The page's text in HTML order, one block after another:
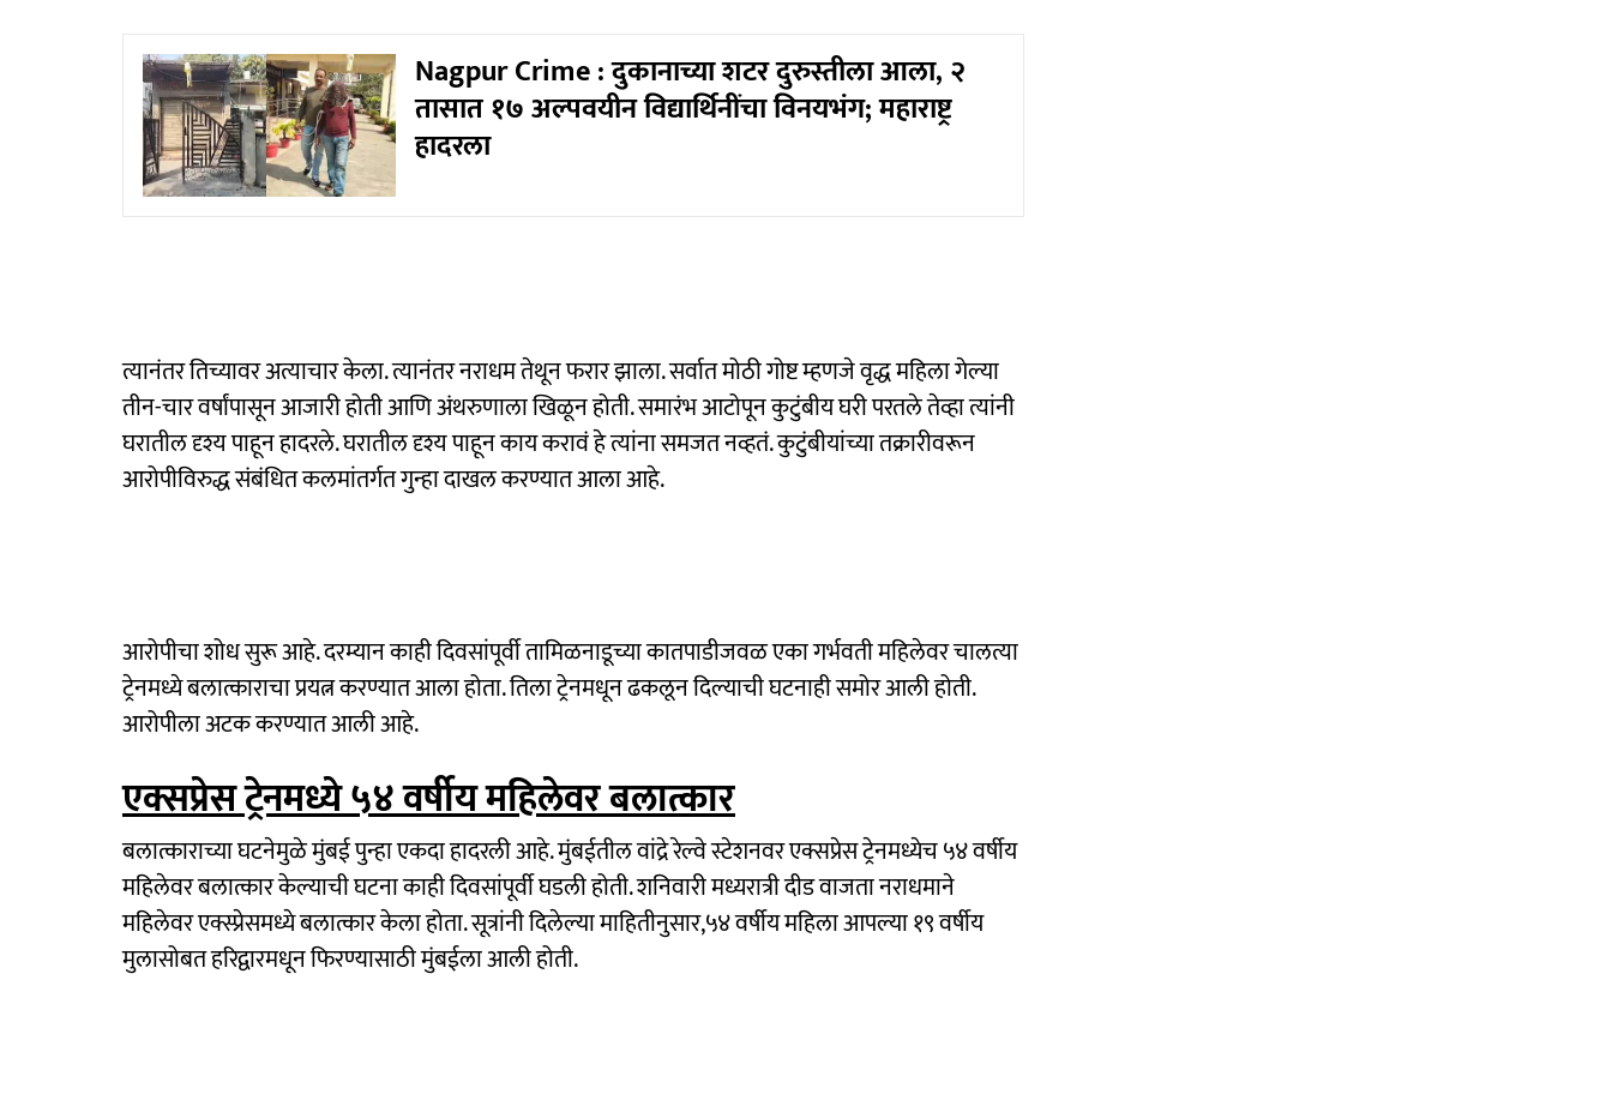
Nagpur Crime : दुकानाच्या शटर दुरुस्तीला आला, २
तासात १७ अल्पवयीन विद्यार्थिनींचा विनयभंग; महाराष्ट्र
हादरला
त्यानंतर तिच्यावर अत्याचार केला. त्यानंतर नराधम तेथून फरार झाला. सर्वात मोठी गोष्ट म्हणजे वृद्ध महिला गेल्या
तीन-चार वर्षांपासून आजारी होती आणि अंथरुणाला खिळून होती. समारंभ आटोपून कुटुंबीय घरी परतले तेव्हा त्यांनी
घरातील दृश्य पाहून हादरले. घरातील दृश्य पाहून काय करावं हे त्यांना समजत नव्हतं. कुटुंबीयांच्या तक्रारीवरून
आरोपीविरुद्ध संबंधित कलमांतर्गत गुन्हा दाखल करण्यात आला आहे.
आरोपीचा शोध सुरू आहे. दरम्यान काही दिवसांपूर्वी तामिळनाडूच्या कातपाडीजवळ एका गर्भवती महिलेवर चालत्या
ट्रेनमध्ये बलात्काराचा प्रयत्न करण्यात आला होता. तिला ट्रेनमधून ढकलून दिल्याची घटनाही समोर आली होती.
आरोपीला अटक करण्यात आली आहे.
एक्सप्रेस ट्रेनमध्ये ५४ वर्षीय महिलेवर बलात्कार
बलात्काराच्या घटनेमुळे मुंबई पुन्हा एकदा हादरली आहे. मुंबईतील वांद्रे रेल्वे स्टेशनवर एक्सप्रेस ट्रेनमध्येच ५४ वर्षीय
महिलेवर बलात्कार केल्याची घटना काही दिवसांपूर्वी घडली होती. शनिवारी मध्यरात्री दीड वाजता नराधमाने
महिलेवर एक्स्प्रेसमध्ये बलात्कार केला होता. सूत्रांनी दिलेल्या माहितीनुसार,५४ वर्षीय महिला आपल्या १९ वर्षीय
मुलासोबत हरिद्वारमधून फिरण्यासाठी मुंबईला आली होती.